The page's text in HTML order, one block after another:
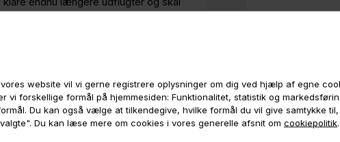
website vil vi gerne registrere oplysninger om dig ved hjælp af egne
vi forskellige formål på hjemmesiden: Funktionalitet, statistik og
Du kan også vælge at tilkendegive, hvilke formål du vil give samtykke
Du kan læse mere om cookies i vores generelle afsnit om cookiepolitik.
som er optimalt egnet til det
og 2 højdejusterbare seler, der
er der en smart og praktisk
med en